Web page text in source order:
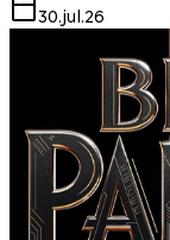
30.jul.26